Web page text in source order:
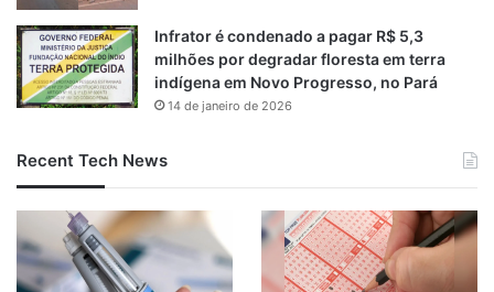
Infrator é condenado a pagar R$ 5,3
milhões por degradar floresta em terra
indígena em Novo Progresso, no Pará
14 de janeiro de 2026
Recent Tech News